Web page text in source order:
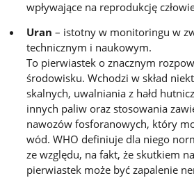
wpływające na reprodukcję
Uran – istotny w monitoringu w
technicznym i naukowym.
To pierwiastek o znacznym
środowisku. Wchodzi w skład
skalnych, uwalniania z hałd
innych paliw oraz stosowania
nawozów fosforanowych, który
wód. WHO definiuje dla niego
ze względu, na fakt, że skutkiem
pierwiastek może być zapalenie